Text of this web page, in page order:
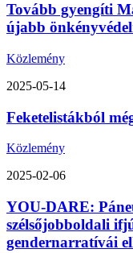
Tovább gyengíti
újabb
Közlemény
2025-05-14
Feketelistákból
Közlemény
2025-02-06
YOU-DARE:
szélsőjobboldali
gendernarratívái